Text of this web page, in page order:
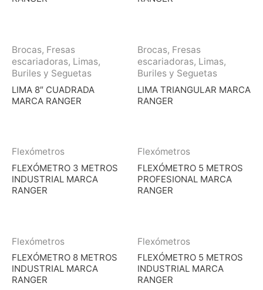
Brocas, Fresas
escariadoras, Limas,
Buriles y Seguetas
LIMA 8″ CUADRADA
MARCA RANGER
Brocas, Fresas
escariadoras, Limas,
Buriles y Seguetas
LIMA TRIANGULAR MARCA
RANGER
Flexómetros
FLEXÓMETRO 3 METROS
INDUSTRIAL MARCA
RANGER
Flexómetros
FLEXÓMETRO 5 METROS
PROFESIONAL MARCA
RANGER
Flexómetros
FLEXÓMETRO 8 METROS
INDUSTRIAL MARCA
RANGER
Flexómetros
FLEXÓMETRO 5 METROS
INDUSTRIAL MARCA
RANGER